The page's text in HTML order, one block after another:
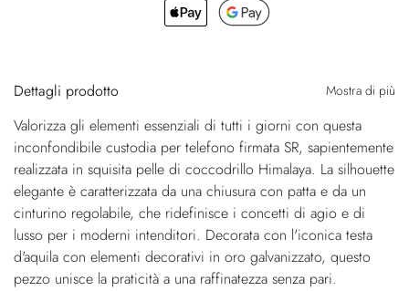
Dettagli prodotto Mostra di più
Valorizza gli elementi essenziali di tutti i giorni con questa
inconfondibile custodia per telefono firmata SR, sapientemente
realizzata in squisita pelle di coccodrillo Himalaya. La silhouette
elegante è caratterizzata da una chiusura con patta e da un
cinturino regolabile, che ridefinisce i concetti di agio e di
lusso per i moderni intenditori. Decorata con l'iconica testa
d'aquila con elementi decorativi in oro galvanizzato, questo
pezzo unisce la praticità a una raffinatezza senza pari.